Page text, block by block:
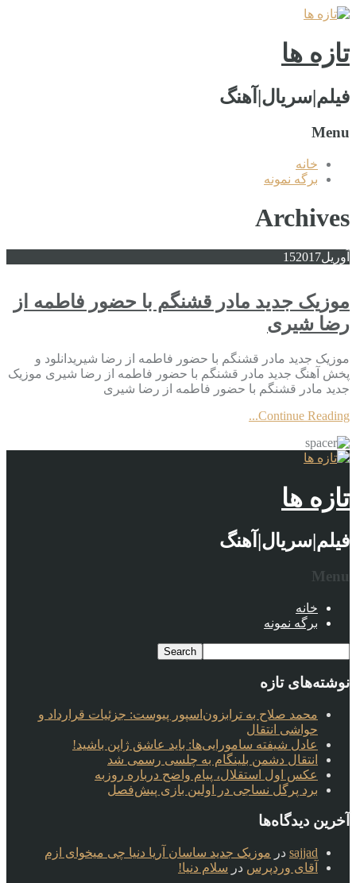
تازه ها
فیلم|سریال|آهنگ
Menu
خانه
برگه نمونه
Archives
آوریل 152017
موزیک جدید مادر قشنگم با حضور فاطمه از
رضا شیری
موزیک جدید مادر قشنگم با حضور فاطمه از رضا شیریدانلود و
پخش آهنگ جدید مادر قشنگم با حضور فاطمه از رضا شیری موزیک
جدید مادر قشنگم با حضور فاطمه از رضا شیری
Continue Reading...
تازه ها
فیلم|سریال|آهنگ
Menu
خانه
برگه نمونه
نوشته‌های تازه
محمد صلاح به ترابزون‌اسپور پیوست: جزئیات قرارداد و
حواشی انتقال
عادل شیفته سامورایی‌ها: باید عاشق ژاپن باشید!
انتقال دشمن بلینگام به چلسی رسمی شد
عکس اول استقلال، پیام واضح درباره روزبه
برد پرگل نساجی در اولین بازی پیش‌فصل
آخرین دیدگاه‌ها
sajjad در موزیک جدید ساسان آریا دنیا چی میخوای ازم
آقای وردپرس در سلام دنیا!